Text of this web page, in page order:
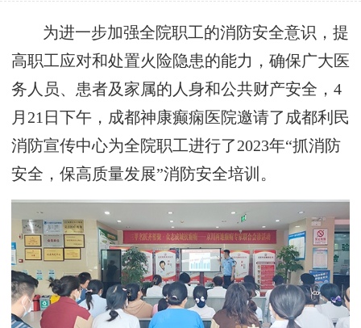
为进一步加强全院职工的消防安全意识，提
高职工应对和处置火险隐患的能力，确保广大医
务人员、患者及家属的人身和公共财产安全，4
月21日下午，成都神康癫痫医院邀请了成都利民
消防宣传中心为全院职工进行了2023年“抓消防
安全，保高质量发展”消防安全培训。